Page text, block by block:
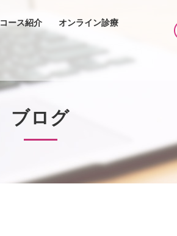
コース紹介 オンライン診療
ブログ